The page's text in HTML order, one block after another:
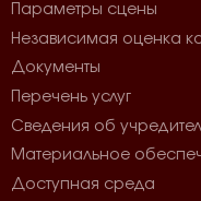
Параметры сцены
Независимая оценка
Документы
Перечень услуг
Сведения об
Материальное
Доступная среда